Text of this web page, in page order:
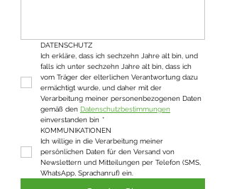
DATENSCHUTZ
Ich erkläre, dass ich sechzehn Jahre alt bin, und
falls ich unter sechzehn Jahre alt bin, dass ich
vom Träger der elterlichen Verantwortung dazu
ermächtigt wurde, und daher mit der
Verarbeitung meiner personenbezogenen Daten
gemäß den Datenschutzbestimmungen
einverstanden bin *
KOMMUNIKATIONEN
Ich willige in die Verarbeitung meiner
persönlichen Daten für den Versand von
Newslettern und Mitteilungen per Telefon (SMS,
WhatsApp, Sprachanruf) ein.